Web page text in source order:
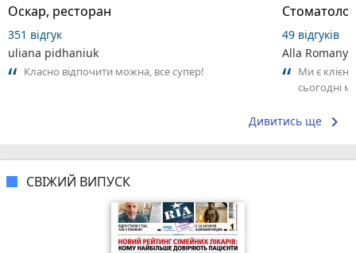
Оскар, ресторан
351 відгук
uliana pidhaniuk
Класно відпочити можна, все супер!
49 відгуків
Alla
Ми є
сьогодні
Дивитись ще keyboard_arrow_right
СВІЖИЙ ВИПУСК